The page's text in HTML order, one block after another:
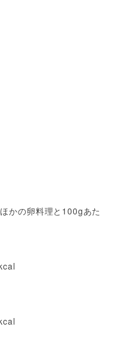
かの卵料理と100gあた